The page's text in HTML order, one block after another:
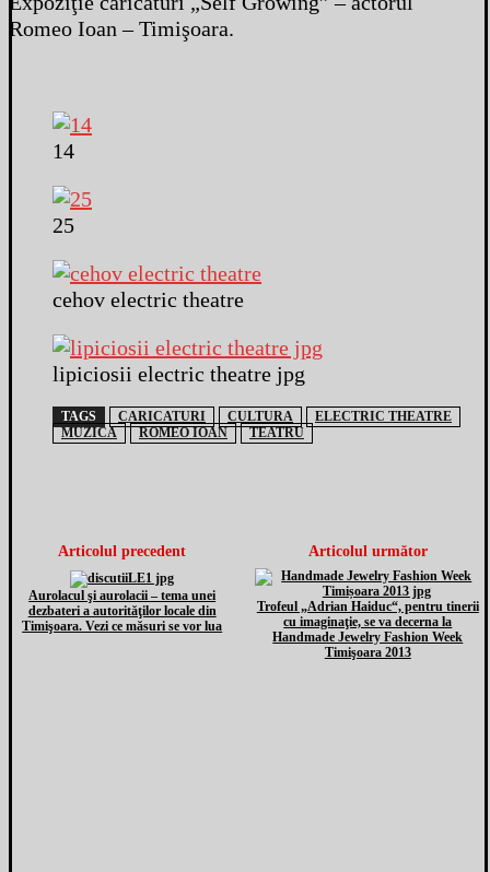
Romeo Ioan – Timişoara.
14
25
cehov electric theatre
lipiciosii electric theatre jpg
TAGS CARICATURI CULTURA
ELECTRIC THEATRE
MUZICA
ROMEO IOAN TEATRU
Articolul precedent
Aurolacul şi aurolacii – tema unei
dezbateri a autorităţilor locale din
Timişoara. Vezi ce măsuri se vor lua
Articolul următor
Trofeul „Adrian Haiduc“, pentru tinerii
cu imaginaţie, se va decerna la
Handmade Jewelry Fashion Week
Timişoara 2013